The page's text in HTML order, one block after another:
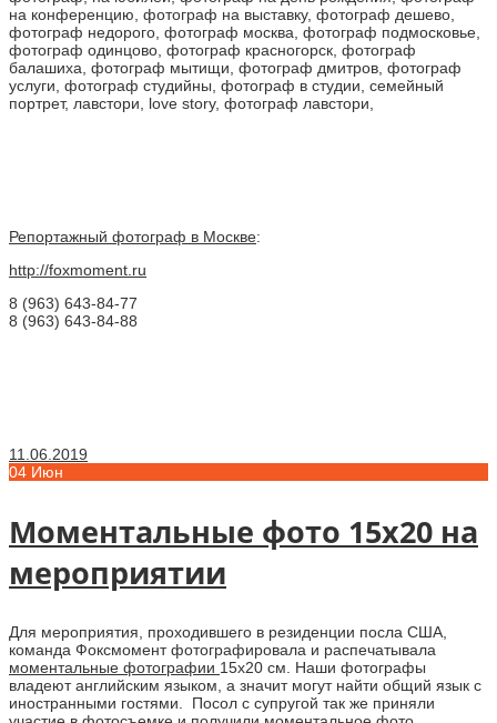
Репортажный фотограф в Москве:
http://foxmoment.ru
8 (963) 643-84-77
8 (963) 643-84-88
11.06.2019
04 Июн
Моментальные фото 15х20 на
мероприятии
Для мероприятия, проходившего в резиденции посла США,
команда Фоксмомент фотографировала и распечатывала
моментальные фотографии 15х20 см. Наши фотографы
владеют английским языком, а значит могут найти общий язык с
иностранными гостями. Посол с супругой так же приняли